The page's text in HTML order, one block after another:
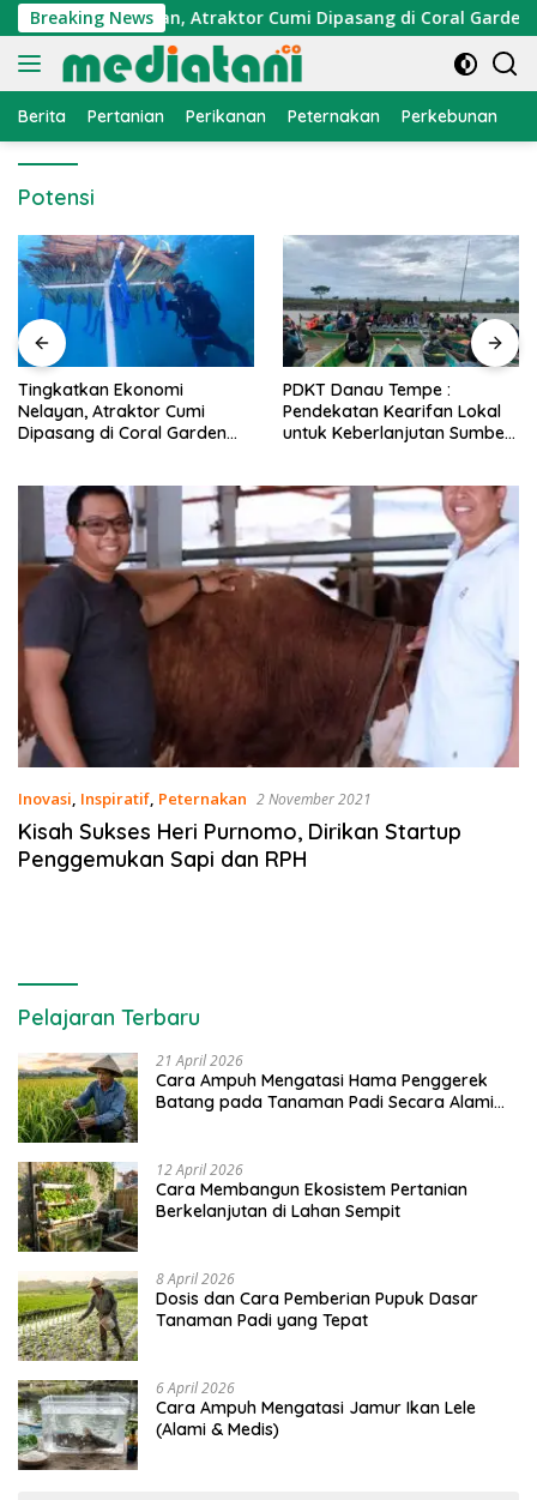
Langsung
ke
konten
Breaking News
Nelayan, Atraktor Cumi Dipasang di Coral Garden
Berita Pertanian Perikanan Peternakan Perkebunan
Potensi
PDKT Danau Tempe :
Pendekatan Kearifan Lokal
untuk Keberlanjutan Sumber
Cara Mengatasi Penyakit
PMK pada Sapi Perah
Alami dan Medis
Inovasi, Inspiratif, Peternakan 2 November 2021
Kisah Sukses Heri Purnomo, Dirikan Startup
Penggemukan Sapi dan RPH
Pelajaran Terbaru
21 April 2026
Cara Ampuh Mengatasi Hama Penggerek
Batang pada Tanaman Padi Secara Alami
12 April 2026
Cara Membangun Ekosistem Pertanian
Berkelanjutan di Lahan Sempit
8 April 2026
Dosis dan Cara Pemberian Pupuk Dasar
Tanaman Padi yang Tepat
6 April 2026
Cara Ampuh Mengatasi Jamur Ikan Lele
(Alami & Medis)